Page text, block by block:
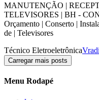
MANUTENÇÃO |
TELEVISORES | BH -
Orçamento | Conserto |
de | Televisores
Técnico Eletroeletrônica
Carregar mais posts
Menu Rodapé